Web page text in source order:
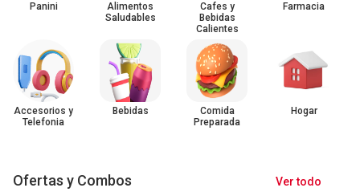
Panini
Accesorios y
Telefonia
Alimentos
Saludables
Bebidas
Cafes y
Bebidas
Calientes
Comida
Preparada
Farmacia
Hogar
Ofertas y Combos Ver todo